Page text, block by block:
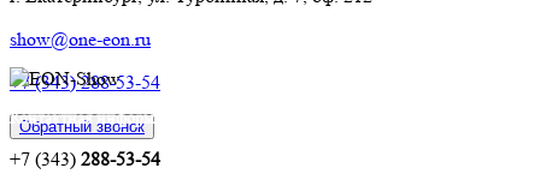
show@one-eon.ru
+7 (343) 288-53-54
Обратный звонок
Контактная информация:
+7 (343) 288-53-54